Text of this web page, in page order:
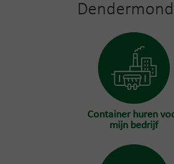
Container huren
mijn bedrijf